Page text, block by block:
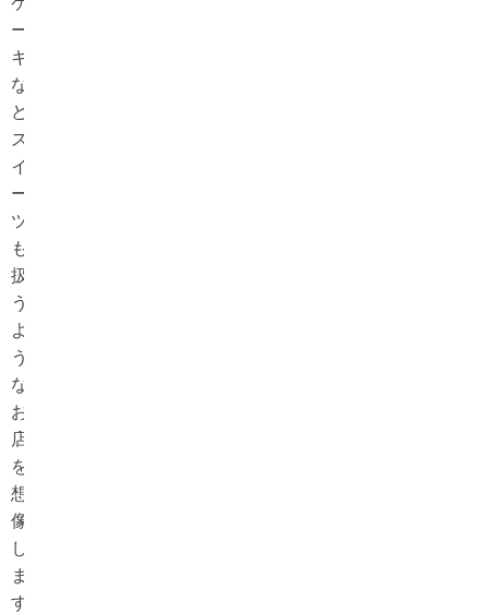
ー
キ
な
ど
ス
イ
ー
ツ
も
扱
う
よ
う
な
お
店
を
想
像
し
ま
す。